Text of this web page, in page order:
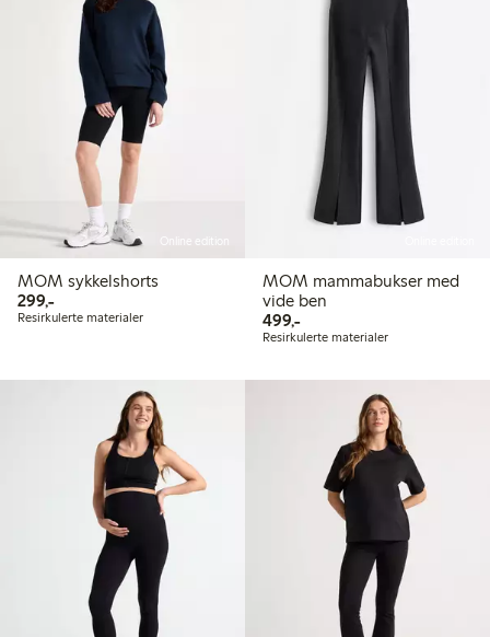
Online edition
MOM sykkelshorts
299,-299,00 kr
Resirkulerte materialer
MOM mammabukser med
vide ben
499,-499,00 kr
Resirkulerte materialer